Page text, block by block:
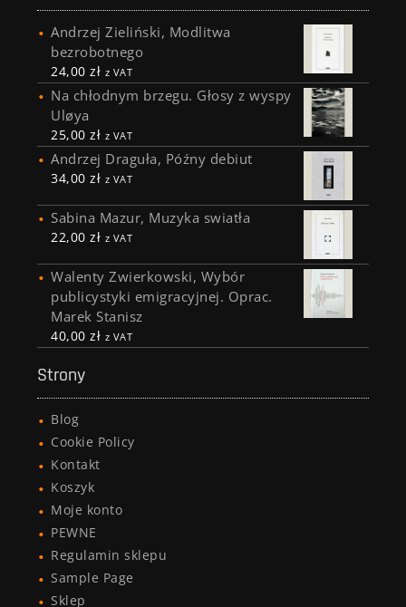
Andrzej Zieliński, Modlitwa
bezrobotnego
24,00zł z VAT
Na chłodnym brzegu. Głosy z wyspy
Uløya
25,00zł z VAT
Andrzej Draguła, Późny debiut
34,00zł z VAT
Sabina Mazur, Muzyka swiatła
22,00zł z VAT
Walenty Zwierkowski, Wybór
publicystyki emigracyjnej. Oprac.
Marek Stanisz
40,00zł z VAT
Strony
Blog
Cookie Policy
Kontakt
Koszyk
Moje konto
PEWNE
Regulamin sklepu
Sample Page
Sklep